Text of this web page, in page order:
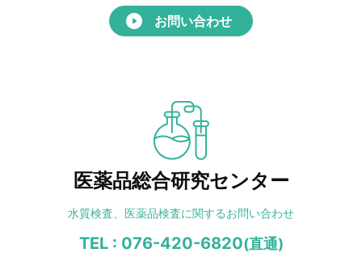
お問い合わせ
医薬品総合研究センター
水質検査、医薬品検査に関するお問い合わせ
TEL : 076-420-6820(直通)